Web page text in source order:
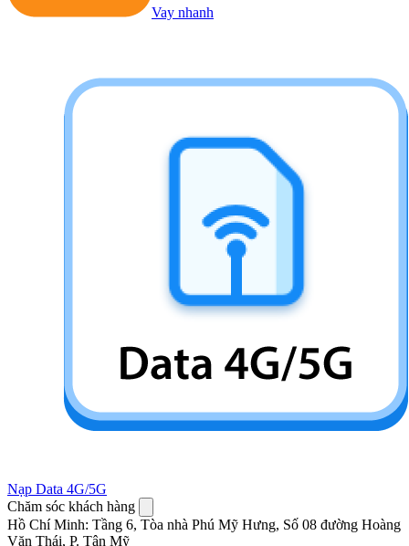
Vay nhanh
Nạp Data 4G/5G
Chăm sóc khách hàng
Hồ Chí Minh: Tầng 6, Tòa nhà Phú Mỹ Hưng, Số 08 đường Hoàng
Văn Thái, P. Tân Mỹ